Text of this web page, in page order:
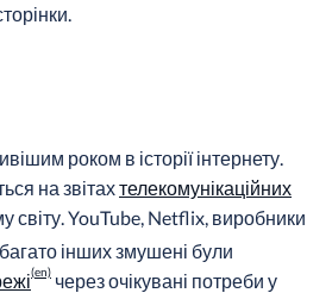
роком в історії інтернету.
на звітахтелекомунікаційних
світу. YouTube, Netflix, виробники
інших змушені були
через очікувані потреби у